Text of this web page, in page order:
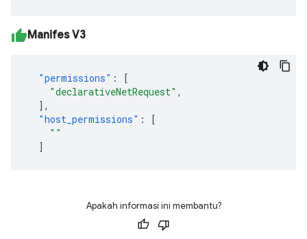
Manifes V3
"permissions" :
[
"declarativeNetRequest" ,
],
"host_permissions" :
[
" "
]
Apakah informasi ini membantu?